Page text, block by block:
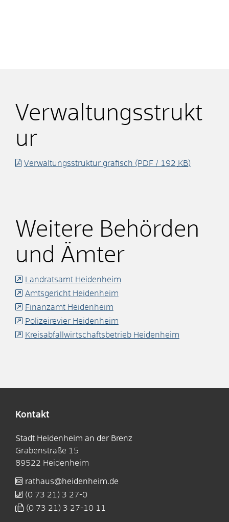
Verwaltungsstrukt
ur
Verwaltungsstruktur grafisch (PDF / 192 KB)
Weitere Behörden
und Ämter
Landratsamt Heidenheim
Amtsgericht Heidenheim
Finanzamt Heidenheim
Polizeirevier Heidenheim
Kreisabfallwirtschaftsbetrieb Heidenheim
Kontakt
Stadt Heidenheim an der Brenz
Grabenstraße 15
89522 Heidenheim
rathaus@heidenheim.de
(0 73 21) 3 27-0
(0 73 21) 3 27-10 11